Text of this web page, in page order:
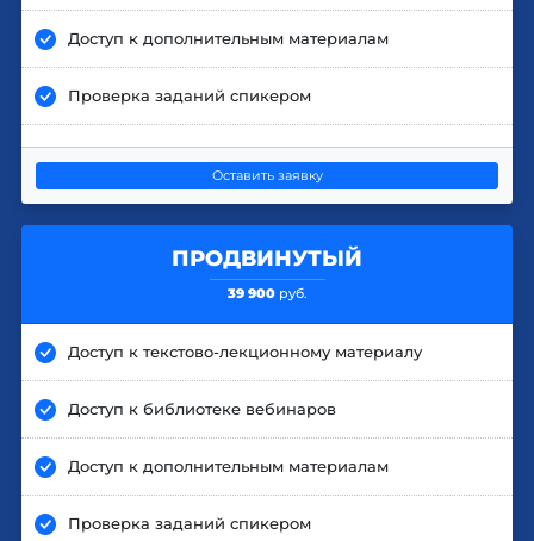
Доступ к дополнительным материалам
Проверка заданий спикером
Оставить заявку
ПРОДВИНУТЫЙ
39 900 руб.
Доступ к текстово-лекционному материалу
Доступ к библиотеке вебинаров
Доступ к дополнительным материалам
Проверка заданий спикером